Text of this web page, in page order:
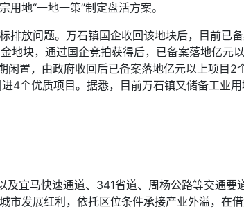
地“一地一策”制定盘活方案。
放问题。万石镇国企收回该地块后，目前已
块，通过国企竞拍获得后，已备案落地亿元以
置，由政府收回后已备案落地亿元以上项目2
4个优质项目。据悉，目前万石镇又储备工业用
宜马快速通道、341省道、周杨公路等交通要
市发展红利，依托区位条件承接产业外溢，在